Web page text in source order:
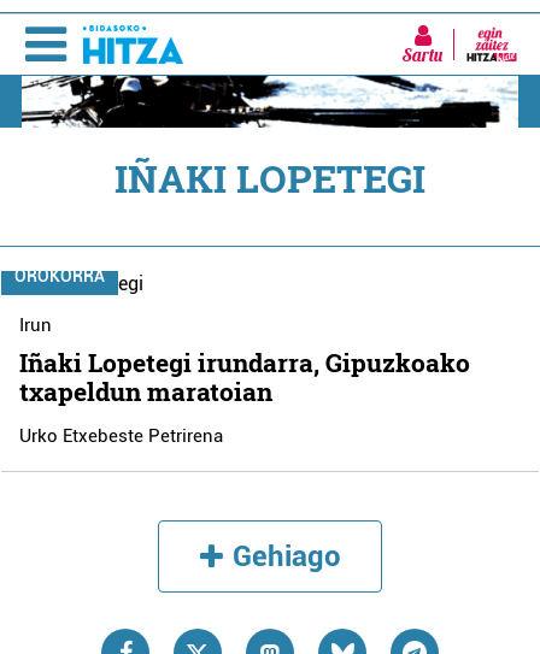
Sartu
IÑAKI LOPETEGI
OROKORRA
Irun
Iñaki Lopetegi irundarra, Gipuzkoako
txapeldun maratoian
Urko Etxebeste Petrirena
Gehiago